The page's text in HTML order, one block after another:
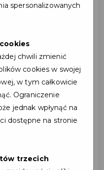
Partnerzy zyskują
które wspierają
Udział w
promocji, ale
relacje z
oficjalnych
Kosakowo oraz
wśród
spersonalizowanych
chwili zmienić
cookies w swojej
w tym całkowicie
Ograniczenie
jednak wpłynąć na
dostępne na stronie
trzecich